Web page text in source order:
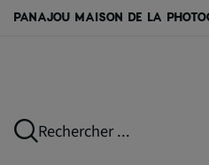
PANAJOU MAISON DE LA
Rechercher ...